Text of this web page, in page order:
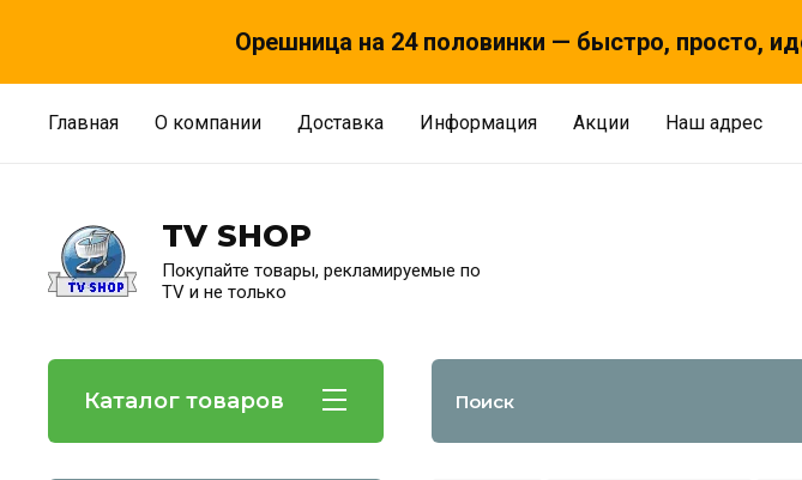
Орешница на 24 половинки — быстро, просто,
Главная О компании Доставка Информация Акции Наш адрес
TV SHOP
Покупайте товары, рекламируемые по
TV и не только
Каталог товаров